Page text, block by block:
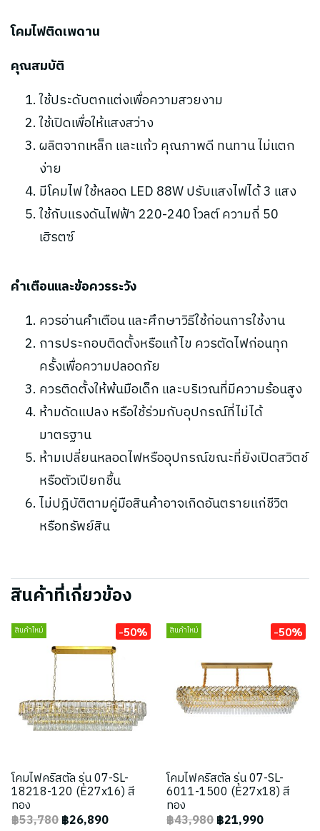
โคมไฟติดเพดาน
คุณสมบัติ
ใช้ประดับตกแต่งเพื่อความสวยงาม
ใช้เปิดเพื่อให้แสงสว่าง
ผลิตจากเหล็ก และแก้ว คุณภาพดี ทนทาน ไม่แตก
ง่าย
มีโคมไฟ ใช้หลอด LED 88W ปรับแสงไฟได้ 3 แสง
ใช้กับแรงดันไฟฟ้า 220-240 โวลต์ ความถี่ 50
เฮิรตซ์
คำเตือนและข้อควรระวัง
ควรอ่านคำเตือน และศึกษาวิธีใช้ก่อนการใช้งาน
การประกอบติดตั้งหรือแก้ไข ควรตัดไฟก่อนทุก
ครั้งเพื่อความปลอดภัย
ควรติดตั้งให้พ้นมือเด็ก และบริเวณที่มีความร้อนสูง
ห้ามดัดแปลง หรือใช้ร่วมกับอุปกรณ์ที่ไม่ได้
มาตรฐาน
ห้ามเปลี่ยนหลอดไฟหรืออุปกรณ์ขณะที่ยังเปิดสวิตช์
หรือตัวเปียกชื้น
ไม่ปฎิบัติตามคู่มือสินค้าอาจเกิดอันตรายแก่ชีวิต
หรือทรัพย์สิน
สินค้าที่เกี่ยวข้อง
สินค้าใหม่ -50%
โคมไฟคริสตัล รุ่น 07-SL-
18218-120 (E27x16) สี
ทอง
฿53,780฿26,890
สินค้าใหม่ -50%
โคมไฟคริสตัล รุ่น 07-SL-
6011-1500 (E27x18) สี
ทอง
฿43,980฿21,990